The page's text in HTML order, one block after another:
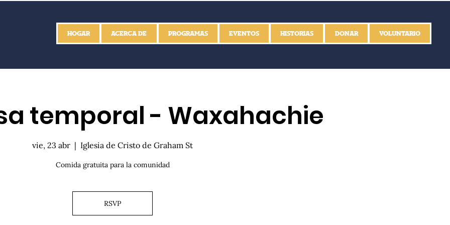
HOGAR ACERCA DE PROGRAMAS EVENTOS HISTORIAS DONAR VOLUNTARIO
temporal - Waxahachie
vie, 23 abr
  |
Iglesia de Cristo de Graham St
Comida gratuita para la comunidad
RSVP